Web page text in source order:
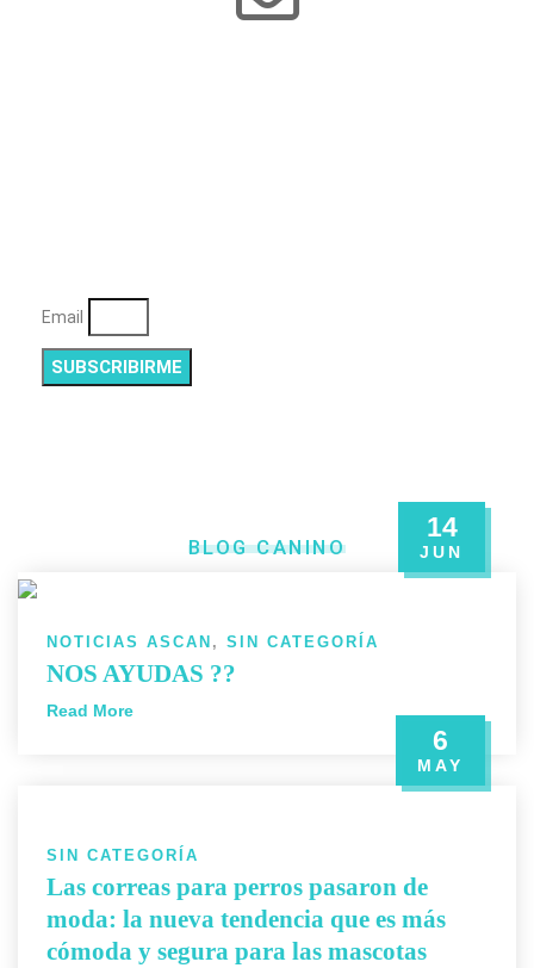
Email
SUBSCRIBIRME
BLOG CANINO
14
JUN
NOTICIAS ASCAN , SIN CATEGORÍA
NOS AYUDAS ??
Read More
6
MAY
SIN CATEGORÍA
Las correas para perros pasaron de
moda: la nueva tendencia que es más
cómoda y segura para las mascotas